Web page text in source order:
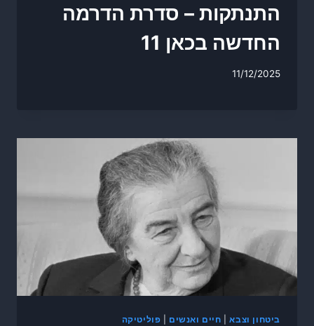
התנתקות – סדרת הדרמה
החדשה בכאן 11
11/12/2025
ביטחון וצבא| חיים ואנשים פוליטיקה